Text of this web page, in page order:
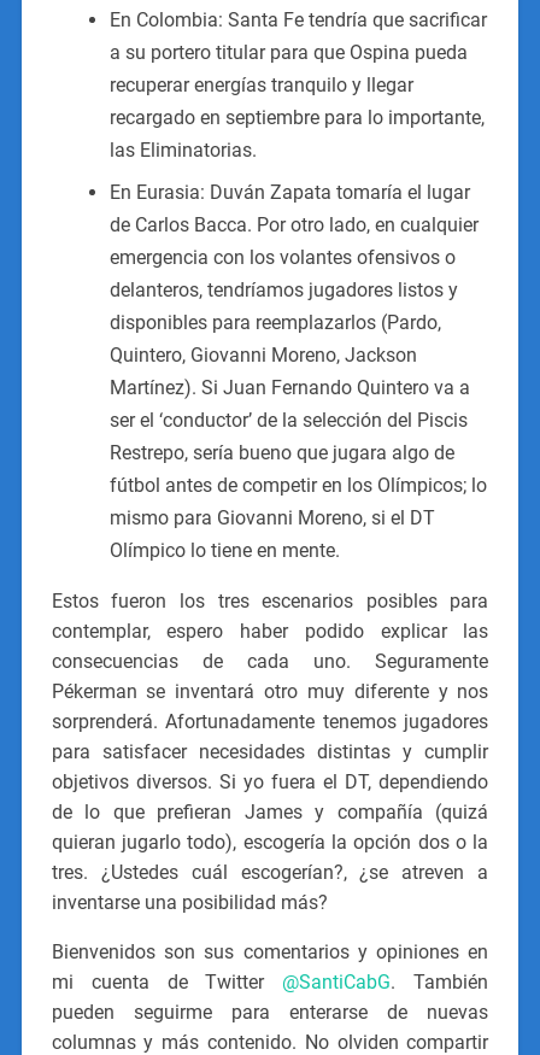
En Colombia: Santa Fe tendría que sacrificar
a su portero titular para que Ospina pueda
recuperar energías tranquilo y llegar
recargado en septiembre para lo importante,
las Eliminatorias.
En Eurasia: Duván Zapata tomaría el lugar
de Carlos Bacca. Por otro lado, en cualquier
emergencia con los volantes ofensivos o
delanteros, tendríamos jugadores listos y
disponibles para reemplazarlos (Pardo,
Quintero, Giovanni Moreno, Jackson
Martínez). Si Juan Fernando Quintero va a
ser el ‘conductor’ de la selección del Piscis
Restrepo, sería bueno que jugara algo de
fútbol antes de competir en los Olímpicos; lo
mismo para Giovanni Moreno, si el DT
Olímpico lo tiene en mente.
Estos fueron los tres escenarios posibles para
contemplar, espero haber podido explicar las
consecuencias de cada uno. Seguramente
Pékerman se inventará otro muy diferente y nos
sorprenderá. Afortunadamente tenemos jugadores
para satisfacer necesidades distintas y cumplir
objetivos diversos. Si yo fuera el DT, dependiendo
de lo que prefieran James y compañía (quizá
quieran jugarlo todo), escogería la opción dos o la
tres. ¿Ustedes cuál escogerían?, ¿se atreven a
inventarse una posibilidad más?
Bienvenidos son sus comentarios y opiniones en
mi cuenta de Twitter @SantiCabG. También
pueden seguirme para enterarse de nuevas
columnas y más contenido. No olviden compartir